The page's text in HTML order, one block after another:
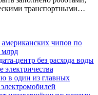
транспортными…
американских чипов по
млрд
центр без расхода воды
в один из главных